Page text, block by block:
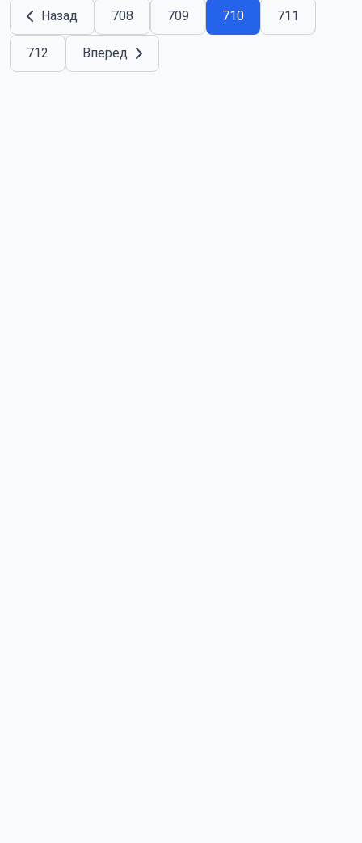
Назад 708 709 710 711
712 Вперед